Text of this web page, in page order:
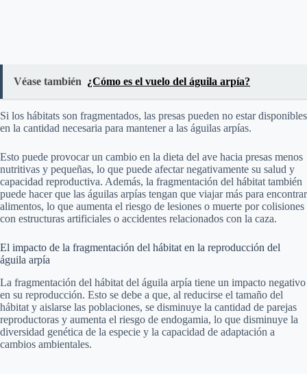
Véase también ¿Cómo es el vuelo del águila arpía?
Si los hábitats son fragmentados, las presas pueden no estar disponibles
en la cantidad necesaria para mantener a las águilas arpías.
Esto puede provocar un cambio en la dieta del ave hacia presas menos
nutritivas y pequeñas, lo que puede afectar negativamente su salud y
capacidad reproductiva. Además, la fragmentación del hábitat también
puede hacer que las águilas arpías tengan que viajar más para encontrar
alimentos, lo que aumenta el riesgo de lesiones o muerte por colisiones
con estructuras artificiales o accidentes relacionados con la caza.
El impacto de la fragmentación del hábitat en la reproducción del
águila arpía
La fragmentación del hábitat del águila arpía tiene un impacto negativo
en su reproducción. Esto se debe a que, al reducirse el tamaño del
hábitat y aislarse las poblaciones, se disminuye la cantidad de parejas
reproductoras y aumenta el riesgo de endogamia, lo que disminuye la
diversidad genética de la especie y la capacidad de adaptación a
cambios ambientales.